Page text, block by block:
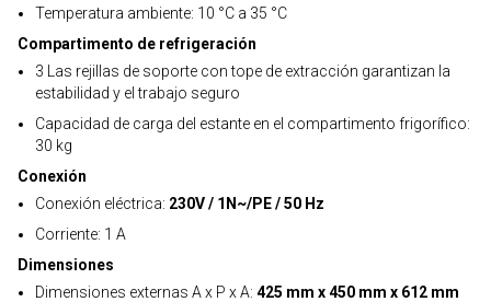
Temperatura ambiente: 10 °C a 35 °C
Compartimento de refrigeración
3 Las rejillas de soporte con tope de extracción garantizan la
estabilidad y el trabajo seguro
Capacidad de carga del estante en el compartimento frigorífico:
30 kg
Conexión
Conexión eléctrica: 230V / 1N~/PE / 50 Hz
Corriente: 1 A
Dimensiones
Dimensiones externas A x P x A: 425 mm x 450 mm x 612 mm